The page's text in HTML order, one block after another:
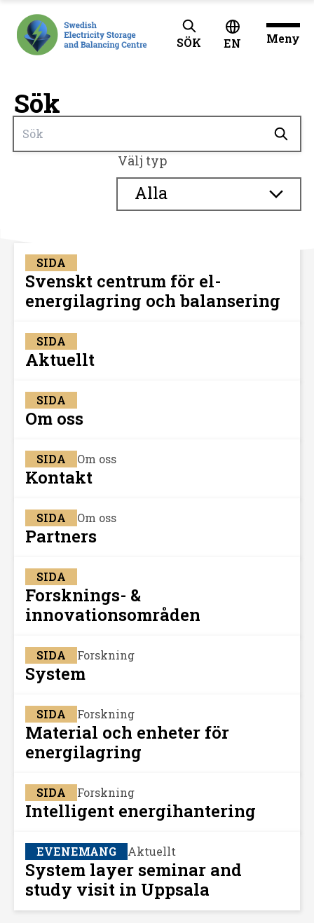
SÖK EN Meny
Sök
Välj typ
Alla
SIDA
Svenskt centrum för el-
energilagring och balansering
SIDA
Aktuellt
SIDA
Om oss
SIDA Om oss
Kontakt
SIDA Om oss
Partners
SIDA
Forsknings- &
innovationsområden
SIDA Forskning
System
SIDA Forskning
Material och enheter för
energilagring
SIDA Forskning
Intelligent energihantering
EVENEMANG Aktuellt
System layer seminar and
study visit in Uppsala